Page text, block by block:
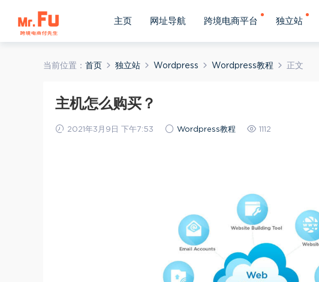
主页 网址导航 跨境电商平台 独立站
当前位置： 首页 独立站 Wordpress Wordpress教程 正文
主机怎么购买？
2021年3月9日 下午7:53 Wordpress教程 1112